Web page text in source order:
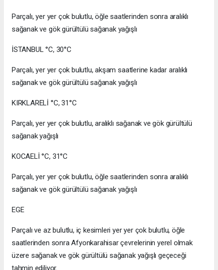
Parçalı, yer yer çok bulutlu, öğle saatlerinden sonra aralıklı
sağanak ve gök gürültülü sağanak yağışlı
İSTANBUL °C, 30°C
Parçalı, yer yer çok bulutlu, akşam saatlerine kadar aralıklı
sağanak ve gök gürültülü sağanak yağışlı
KIRKLARELİ °C, 31°C
Parçalı, yer yer çok bulutlu, aralıklı sağanak ve gök gürültülü
sağanak yağışlı
KOCAELİ °C, 31°C
Parçalı, yer yer çok bulutlu, öğle saatlerinden sonra aralıklı
sağanak ve gök gürültülü sağanak yağışlı
EGE
Parçalı ve az bulutlu, iç kesimleri yer yer çok bulutlu, öğle
saatlerinden sonra Afyonkarahisar çevrelerinin yerel olmak
üzere sağanak ve gök gürültülü sağanak yağışlı geçeceği